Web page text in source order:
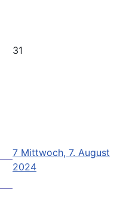
31
7 Mittwoch, 7. August
2024